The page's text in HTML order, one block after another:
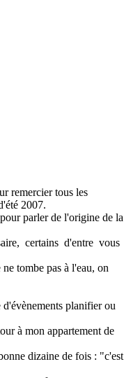
remercier tous les
2007.
parler de l'origine de la
certains d'entre vous
tombe pas à l'eau, on
planifier ou
à mon appartement de
dizaine de fois : "c'est